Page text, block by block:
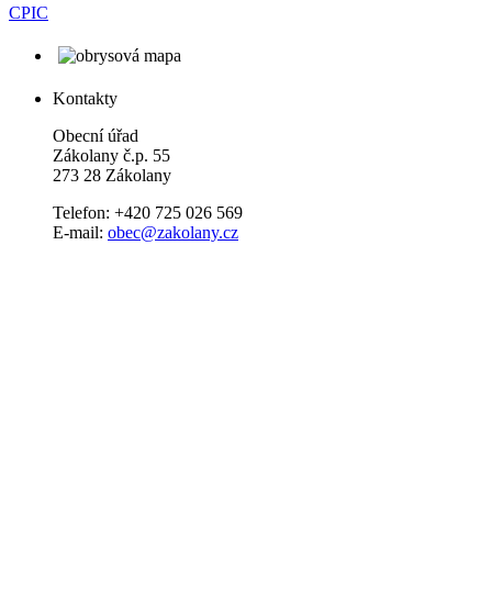
CPIC
Kontakty
Obecní úřad
Zákolany č.p. 55
273 28 Zákolany
Telefon: +420 725 026 569
E-mail: obec@zakolany.cz